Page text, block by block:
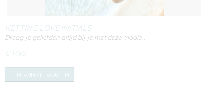
KETTING LOVE INITIALS
Draag je geliefden altijd bij je met deze mooie…
€ 17,95
IN WINKELWAGEN